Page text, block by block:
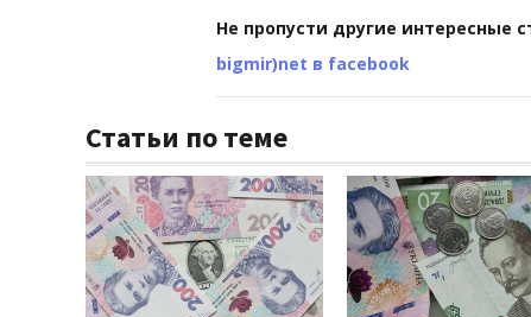
Не пропусти другие интересные
bigmir)net в facebook
Статьи по теме